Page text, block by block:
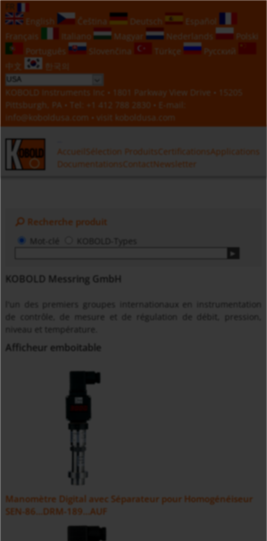
English
Čeština Deutsch
Español
Français
Italiano Magyar Nederlands
Polski
Português
Slovenčina Türkçe
Русский
中文
한국의
KOBOLD Instruments Inc • 1801 Parkway View Drive • 15205
Pittsburgh, PA • Tel:
+1 412 788 2830 • E-mail:
info@koboldusa.com • visit koboldusa.com
Accueil Sélection Produits CertificationsApplications
Documentations ContactNewsletter
Recherche produit
Mot-clé KOBOLD-Types
KOBOLD Messring GmbH
l'un des premiers groupes internationaux en instrumentation
de contrôle, de mesure et de régulation de débit, pression,
niveau et température.
Afficheur emboitable
Manomètre Digital avec Séparateur pour Homogénéiseur
SEN-86...DRM-189...AUF